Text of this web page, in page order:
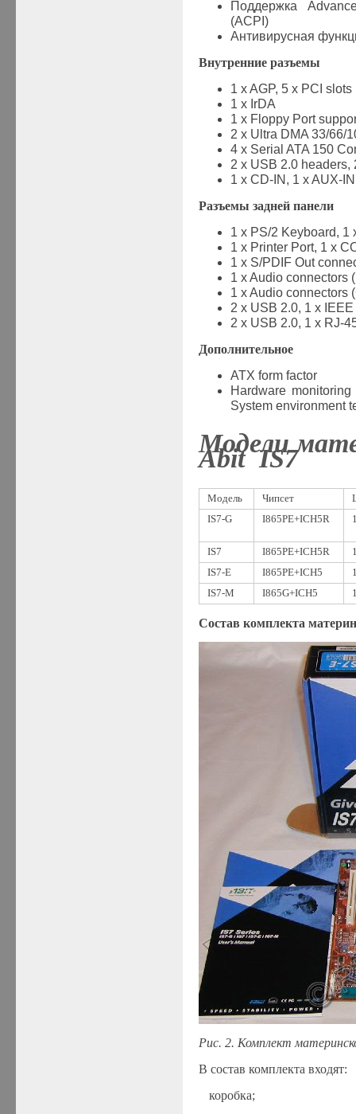
Поддержка
(ACPI)
Антивирусная
Внутренние разъемы
1 x AGP, 5 x PCI slots
1 x IrDA
1 x Floppy Port
2 x Ultra DMA 33/66/
4 x Serial ATA 150
2 x USB 2.0 headers,
1 x CD-IN, 1 x AUX-IN
Разъемы задней панели
1 x PS/2 Keyboard, 1
1 x Printer Port, 1 x
1 x S/PDIF Out
1 x Audio connectors
1 x Audio connectors
2 x USB 2.0, 1 x
2 x USB 2.0, 1 x RJ-
Дополнительное
ATX form factor
Hardware
System environment
Модели
Abit IS7
Модель Чипсет
IS7-G
I865PE+ICH5R
IS7 I865PE+ICH5R
IS7-E
I865PE+ICH5
IS7-М
I865G+ICH5
Состав комплекта
Рис. 2. Комплект
В состав комплекта входят:
коробка;